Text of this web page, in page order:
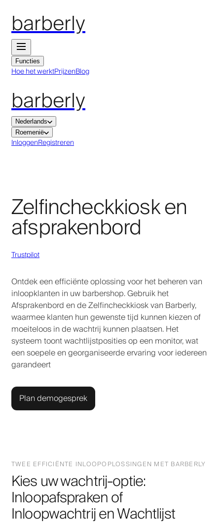
barberly
Functies
Hoe het werktPrijzenBlog
barberly
Nederlands
Roemenië
InloggenRegistreren
Zelfincheckkiosk en
afsprakenbord
Trustpilot
Ontdek een efficiënte oplossing voor het beheren van
inloopklanten in uw barbershop. Gebruik het
Afsprakenbord en de Zelfincheckkiosk van Barberly,
waarmee klanten hun gewenste tijd kunnen kiezen of
moeiteloos in de wachtrij kunnen plaatsen. Het
systeem toont wachtlijstposities op een monitor, wat
een soepele en georganiseerde ervaring voor iedereen
garandeert
Plan demogesprek
TWEE EFFICIËNTE INLOOPOPLOSSINGEN MET BARBERLY
Kies uw wachtrij-optie:
Inloopafspraken of
Inloopwachtrij en Wachtlijst